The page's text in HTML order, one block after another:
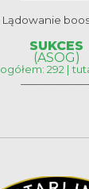
Lądowanie
SUKCES
(ASOG)
ogółem: 292 |